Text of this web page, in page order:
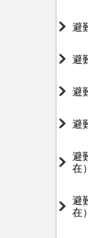
避
避
避
避
避
在）
避
在）